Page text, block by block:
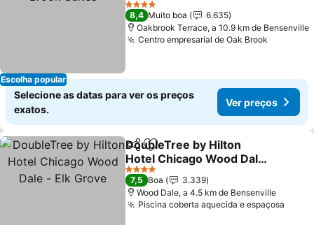
Escolha popular
4 Estrelas
8,4 Muito boa
6.635
Oakbrook Terrace, a 10.9 km de Bensenville
Centro empresarial de Oak Brook
Selecione as datas para ver os preços
exatos.
Ver preços
PartilharAdicionar aos favoritos
DoubleTree by Hilton
Hotel Chicago Wood Dale
- Elk Grove
4 Estrelas
7,5 Boa
3.339
Wood Dale, a 4.5 km de Bensenville
Piscina coberta aquecida e espaçosa